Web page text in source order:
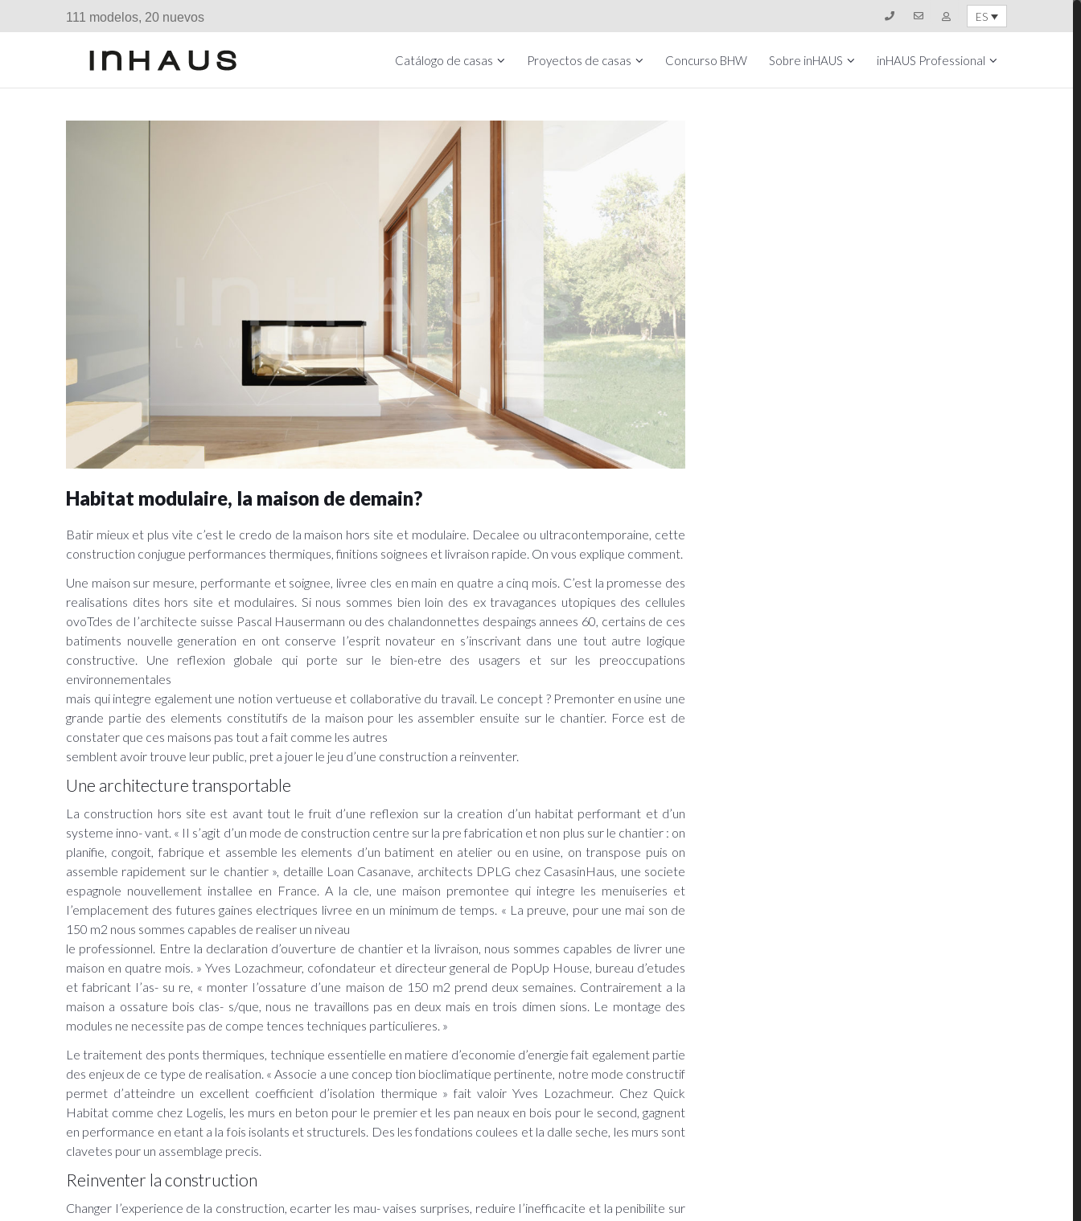
111 modelos, 20 nuevos ES
Catálogo de casas Proyectos de casas Concurso BHW Sobre inHAUS inHAUS Professional
Habitat modulaire, la maison de demain?
Batir mieux et plus vite c’est le credo de la maison hors site et modulaire. Decalee ou ultracontemporaine, cette
construction conjugue performances thermiques, finitions soignees et livraison rapide. On vous explique comment.
Une maison sur mesure, performante et soignee, livree cles en main en quatre a cinq mois. C’est la promesse des
realisations dites hors site et modulaires. Si nous sommes bien loin des ex travagances utopiques des cellules
ovoTdes de I’architecte suisse Pascal Hausermann ou des chalandonnettes despaings annees 60, certains de ces
batiments nouvelle generation en ont conserve I’esprit novateur en s’inscrivant dans une tout autre logique
constructive. Une reflexion globale qui porte sur le bien-etre des usagers et sur les preoccupations
environnementales
mais qui integre egalement une notion vertueuse et collaborative du travail. Le concept ? Premonter en usine une
grande partie des elements constitutifs de la maison pour les assembler ensuite sur le chantier. Force est de
constater que ces maisons pas tout a fait comme les autres
semblent avoir trouve leur public, pret a jouer le jeu d’une construction a reinventer.
Une architecture transportable
La construction hors site est avant tout le fruit d’une reflexion sur la creation d’un habitat performant et d’un
systeme inno- vant. « II s’agit d’un mode de construction centre sur la pre fabrication et non plus sur le chantier : on
planifie, congoit, fabrique et assemble les elements d’un batiment en atelier ou en usine, on transpose puis on
assemble rapidement sur le chantier », detaille Loan Casanave, architects DPLG chez CasasinHaus, une societe
espagnole nouvellement installee en France. A la cle, une maison premontee qui integre les menuiseries et
I’emplacement des futures gaines electriques livree en un minimum de temps. « La preuve, pour une mai son de
150 m2 nous sommes capables de realiser un niveau
le professionnel. Entre la declaration d’ouverture de chantier et la livraison, nous sommes capables de livrer une
maison en quatre mois. » Yves Lozachmeur, cofondateur et directeur general de PopUp House, bureau d’etudes
et fabricant I’as- su re, « monter I’ossature d’une maison de 150 m2 prend deux semaines. Contrairement a la
maison a ossature bois clas- s/que, nous ne travaillons pas en deux mais en trois dimen sions. Le montage des
modules ne necessite pas de compe tences techniques particulieres. »
Le traitement des ponts thermiques, technique essentielle en matiere d’economie d’energie fait egalement partie
des enjeux de ce type de realisation. « Associe a une concep tion bioclimatique pertinente, notre mode constructif
permet d’atteindre un excellent coefficient d’isolation thermique » fait valoir Yves Lozachmeur. Chez Quick
Habitat comme chez Logelis, les murs en beton pour le premier et les pan neaux en bois pour le second, gagnent
en performance en etant a la fois isolants et structurels. Des les fondations coulees et la dalle seche, les murs sont
clavetes pour un assemblage precis.
Reinventer la construction
Changer I’experience de la construction, ecarter les mau- vaises surprises, reduire I’inefficacite et la penibilite sur